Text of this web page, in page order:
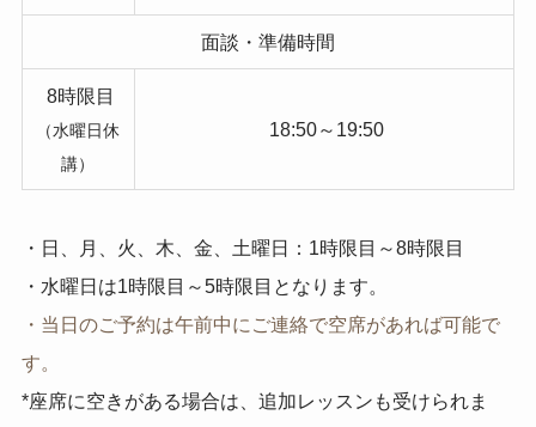
面談・準備時間
8時限目
（水曜日休
講）
18:50～19:50
・日、月、火、木、金、土曜日：1時限目～8時限目
・水曜日は1時限目～5時限目となります。
・当日のご予約は午前中にご連絡で空席があれば可能で
す。
*座席に空きがある場合は、追加レッスンも受けられま